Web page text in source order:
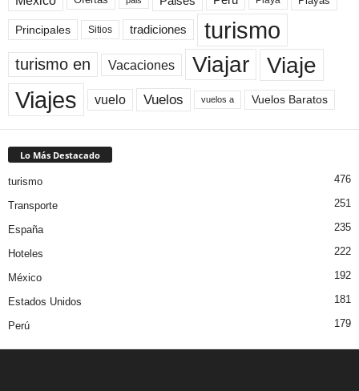
Principales Sitios tradiciones turismo
turismo en Vacaciones Viajar Viaje
Viajes vuelo Vuelos vuelos a Vuelos Baratos
Lo Más Destacado
turismo 476
Transporte 251
España 235
Hoteles 222
México 192
Estados Unidos 181
Perú 179